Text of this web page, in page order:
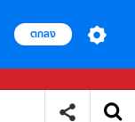
ตกลง